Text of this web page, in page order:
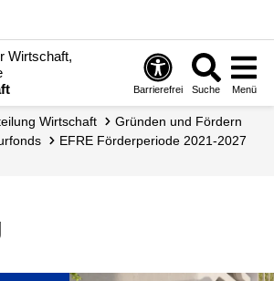
Wirtschaft,
Barrierefrei Suche Menü
Wirtschaft
Gründen und Fördern
EFRE Förder­periode 2021-2027